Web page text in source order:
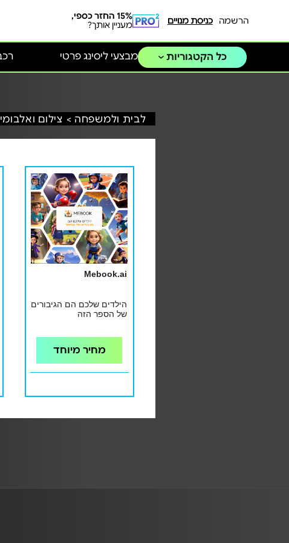
הרשמה כניסת מנויים
15% החזר כספי,
מעניין אותך?
כל הקטגוריות מבצעי ליסינג פרטי
לבית ולמשפחה > צילום
Mebook.ai
הילדים שלכם הם הגיבורים
של הספר הזה
מחיר מיוחד